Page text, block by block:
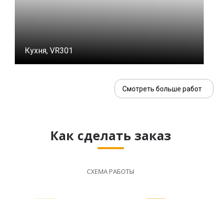
Кухня, VR301
Смотреть больше работ
Как сделать заказ
СХЕМА РАБОТЫ